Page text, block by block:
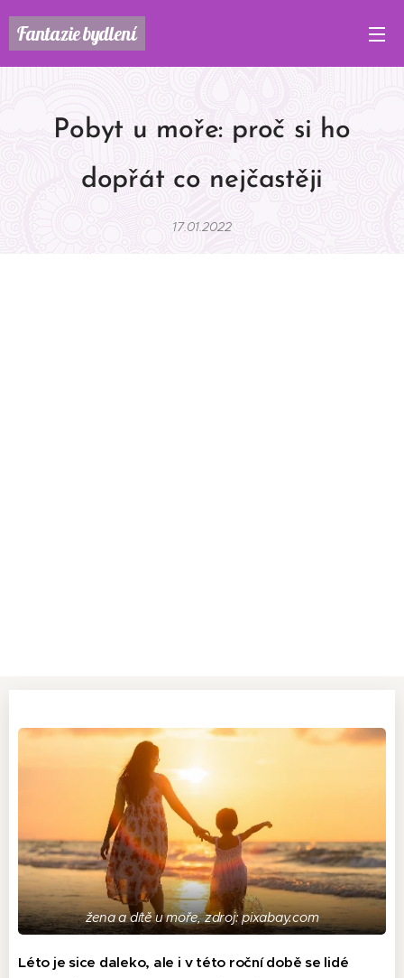
Fantaziebydlení
Pobyt u moře: proč si ho
dopřát co nejčastěji
17.01.2022
žena a dítě u moře, zdroj: pixabay.com
Léto je sice daleko, ale i v této roční době se lidé